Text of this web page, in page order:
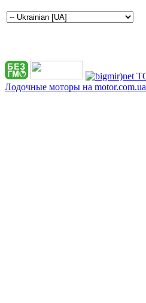
Лодочные моторы на motor.com.ua